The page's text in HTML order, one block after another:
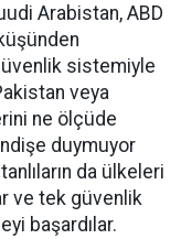
Arabistan, ABD
sistemiyle
veya
ne ölçüde
duymuyor
da ülkeleri
ve tek güvenlik
başardılar.